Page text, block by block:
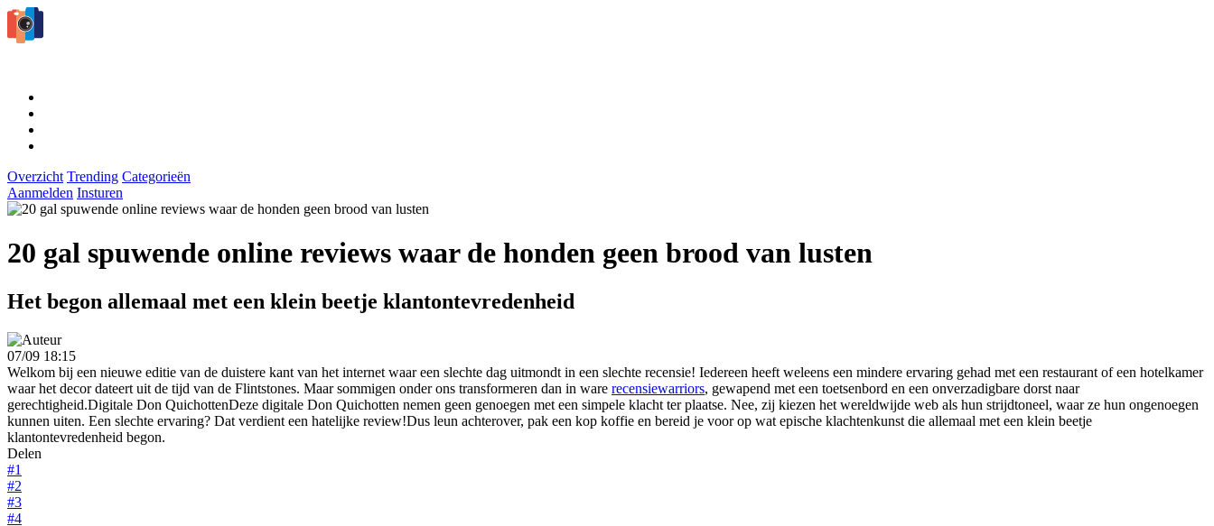
Overzicht Trending Categorieën
Aanmelden Insturen
20 gal spuwende online reviews waar de honden geen brood van lusten
Het begon allemaal met een klein beetje klantontevredenheid
07/09 18:15
Welkom bij een nieuwe editie van de duistere kant van het internet waar een slechte dag uitmondt in een slechte recensie! Iedereen heeft weleens een mindere ervaring gehad met een restaurant of een hotelkamer
waar het decor dateert uit de tijd van de Flintstones. Maar sommigen onder ons transformeren dan in ware recensiewarriors, gewapend met een toetsenbord en een onverzadigbare dorst naar
gerechtigheid.Digitale Don QuichottenDeze digitale Don Quichotten nemen geen genoegen met een simpele klacht ter plaatse. Nee, zij kiezen het wereldwijde web als hun strijdtoneel, waar ze hun ongenoegen
kunnen uiten. Een slechte ervaring? Dat verdient een hatelijke review!Dus leun achterover, pak een kop koffie en bereid je voor op wat epische klachtenkunst die allemaal met een klein beetje
klantontevredenheid begon.
Delen
#1
#2
#3
#4